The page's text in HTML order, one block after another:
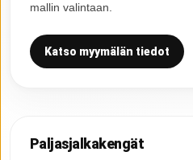
mallin valintaan.
Katso myymälän tiedot
Paljasjalkakengät